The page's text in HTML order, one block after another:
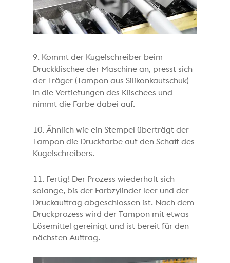
9. Kommt der Kugelschreiber beim
Druckklischee der Maschine an, presst sich
der Träger (Tampon aus Silikonkautschuk)
in die Vertiefungen des Klischees und
nimmt die Farbe dabei auf.
10. Ähnlich wie ein Stempel überträgt der
Tampon die Druckfarbe auf den Schaft des
Kugelschreibers.
11. Fertig! Der Prozess wiederholt sich
solange, bis der Farbzylinder leer und der
Druckauftrag abgeschlossen ist. Nach dem
Druckprozess wird der Tampon mit etwas
Lösemittel gereinigt und ist bereit für den
nächsten Auftrag.